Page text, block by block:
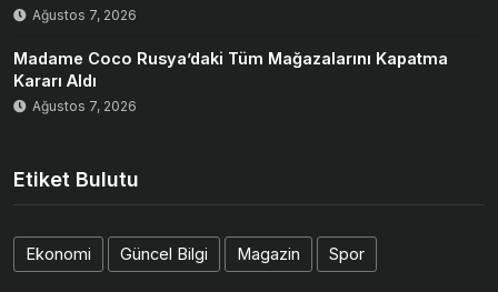
Ağustos 7, 2026
Madame Coco Rusya’daki Tüm Mağazalarını Kapatma
Kararı Aldı
Ağustos 7, 2026
Etiket Bulutu
Ekonomi Güncel Bilgi Magazin Spor